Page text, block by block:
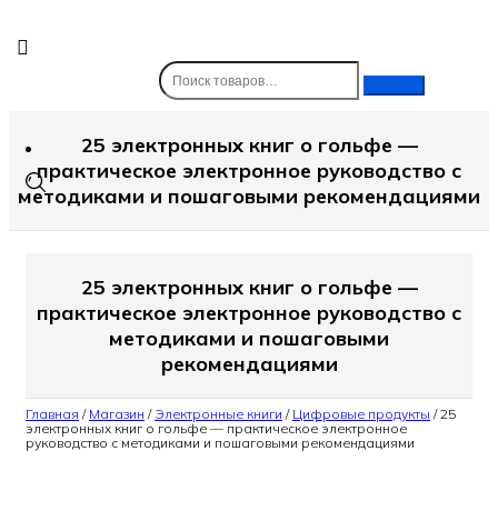
25 электронных книг о гольфе —
практическое электронное руководство с
методиками и пошаговыми рекомендациями
25 электронных книг о гольфе —
практическое электронное руководство с
методиками и пошаговыми
рекомендациями
Главная / Магазин / Электронные книги / Цифровые продукты /25
электронных книг о гольфе — практическое электронное
руководство с методиками и пошаговыми рекомендациями